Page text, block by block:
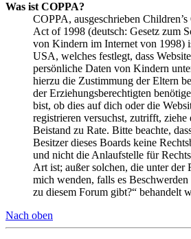
Was ist COPPA?
COPPA, ausgeschrieben
Act of 1998 (deutsch: Gesetz zum
von Kindern im Internet von 1998)
USA, welches festlegt, dass
persönliche Daten von Kindern
hierzu die Zustimmung der Eltern
der Erziehungsberechtigten
bist, ob dies auf dich oder die
registrieren versuchst, zutrifft, ziehe
Beistand zu Rate. Bitte beachte,
Besitzer dieses Boards keine
und nicht die Anlaufstelle für
Art ist; außer solchen, die unter der
mich wenden, falls es
zu diesem Forum gibt?“ behandelt
Nach oben